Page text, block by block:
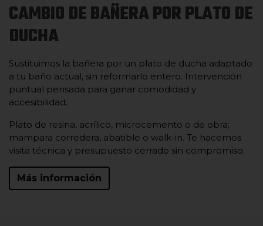
CAMBIO DE BAÑERA POR PLATO DE
DUCHA
Sustituimos la bañera por un plato de ducha adaptado
a tu baño actual, sin reformarlo entero. Intervención
puntual pensada para ganar comodidad y
accesibilidad.
Plato de resina, acrílico, microcemento o de obra;
mampara corredera, abatible o walk-in. Te hacemos
visita técnica y presupuesto cerrado sin compromiso.
Más información